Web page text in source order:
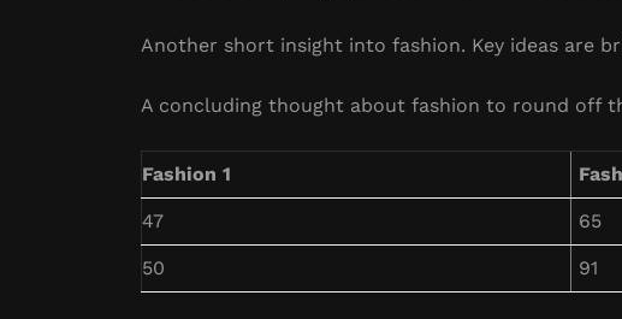
Another short insight into fashion. Key ideas are
A concluding thought about fashion to round off
Fashion 1
47 65
50 91